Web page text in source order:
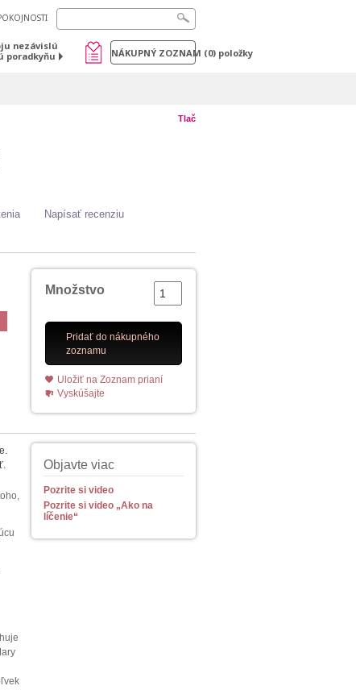
nezávislú
poradkyňu
NÁKUPNÝ ZOZNAM (0) položky
Tlač
Napísať recenziu
Množstvo
Pridať do nákupného
zoznamu
Uložiť na Zoznam prianí
Vyskúšajte
Objavte viac
Pozrite si video
Pozrite si video „Ako na
líčenie“